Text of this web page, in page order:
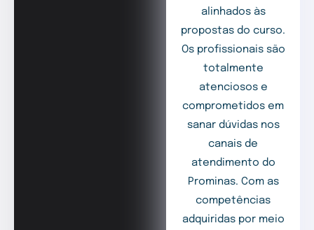
alinhados às
propostas do curso.
Os profissionais são
totalmente
atenciosos e
comprometidos em
sanar dúvidas nos
canais de
atendimento do
Prominas. Com as
competências
adquiridas por meio